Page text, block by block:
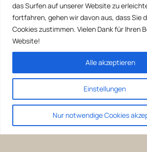
das Surfen auf unserer Website zu
fortfahren, gehen wir davon aus, dass Sie
Cookies zustimmen. Vielen Dank für Ihren
Website!
Einstellungen
Nur notwendige Cookies
Alle akzeptieren